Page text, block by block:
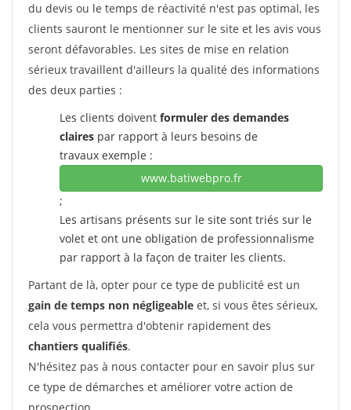
du devis ou le temps de réactivité n'est pas optimal, les
clients sauront le mentionner sur le site et les avis vous
seront défavorables. Les sites de mise en relation
sérieux travaillent d'ailleurs la qualité des informations
des deux parties :
Les clients doivent formuler des demandes
claires par rapport à leurs besoins de
travaux exemple :
www.batiwebpro.fr
;
Les artisans présents sur le site sont triés sur le
volet et ont une obligation de professionnalisme
par rapport à la façon de traiter les clients.
Partant de là, opter pour ce type de publicité est un
gain de temps non négligeable et, si vous êtes sérieux,
cela vous permettra d'obtenir rapidement des
chantiers qualifiés.
N'hésitez pas à nous contacter pour en savoir plus sur
ce type de démarches et améliorer votre action de